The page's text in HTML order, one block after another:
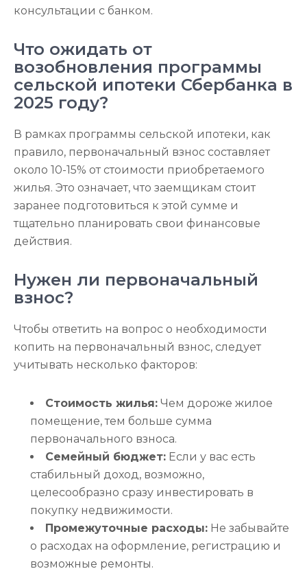
консультации с банком.
Что ожидать от
возобновления программы
сельской ипотеки Сбербанка в
2025 году?
В рамках программы сельской ипотеки, как
правило, первоначальный взнос составляет
около 10-15% от стоимости приобретаемого
жилья. Это означает, что заемщикам стоит
заранее подготовиться к этой сумме и
тщательно планировать свои финансовые
действия.
Нужен ли первоначальный
взнос?
Чтобы ответить на вопрос о необходимости
копить на первоначальный взнос, следует
учитывать несколько факторов:
Стоимость жилья: Чем дороже жилое
помещение, тем больше сумма
первоначального взноса.
Семейный бюджет: Если у вас есть
стабильный доход, возможно,
целесообразно сразу инвестировать в
покупку недвижимости.
Промежуточные расходы: Не забывайте
о расходах на оформление, регистрацию и
возможные ремонты.